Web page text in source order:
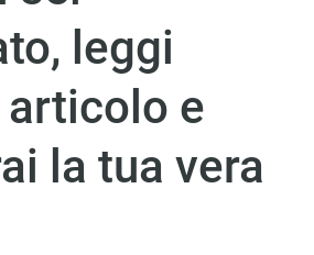
leggi
e
la tua vera